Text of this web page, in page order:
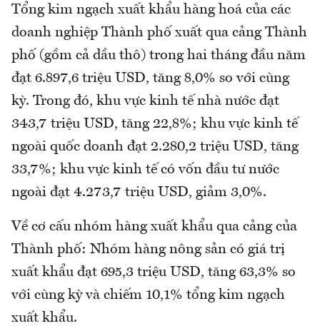
Tổng kim ngạch xuất khẩu hàng hoá của các
doanh nghiệp Thành phố xuất qua cảng Thành
phố (gồm cả dầu thô) trong hai tháng đầu năm
đạt 6.897,6 triệu USD, tăng 8,0% so với cùng
kỳ. Trong đó, khu vực kinh tế nhà nước đạt
343,7 triệu USD, tăng 22,8%; khu vực kinh tế
ngoài quốc doanh đạt 2.280,2 triệu USD, tăng
33,7%; khu vực kinh tế có vốn đầu tư nước
ngoài đạt 4.273,7 triệu USD, giảm 3,0%.
Về cơ cấu nhóm hàng xuất khẩu qua cảng của
Thành phố: Nhóm hàng nông sản có giá trị
xuất khẩu đạt 695,3 triệu USD, tăng 63,3% so
với cùng kỳ và chiếm 10,1% tổng kim ngạch
xuất khẩu.